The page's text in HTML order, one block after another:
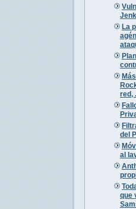
La
red,
del
al
que